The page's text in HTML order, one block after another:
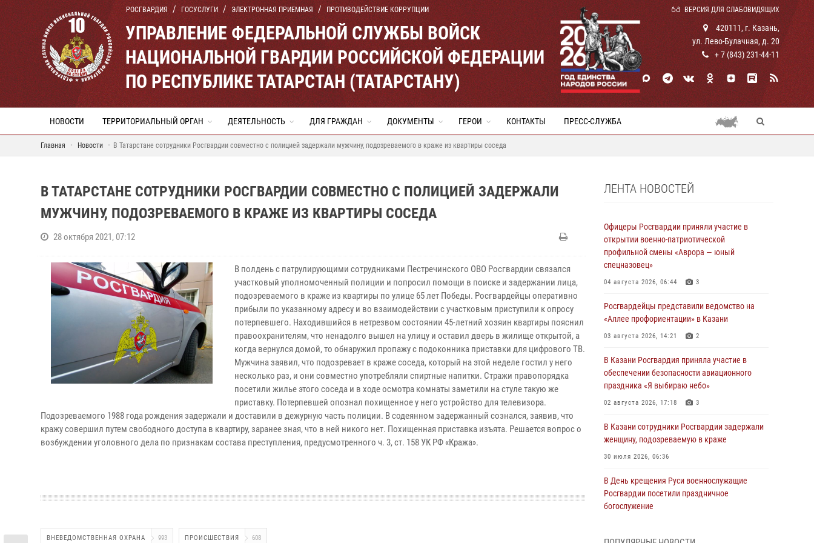
РОСГВАРДИЯ ГОСУСЛУГИ ЭЛЕКТРОННАЯ ПРИЕМНАЯ ПРОТИВОДЕЙСТВИЕ КОРРУПЦИИ ВЕРСИЯ ДЛЯ СЛАБОВИДЯЩИХ
УПРАВЛЕНИЕ ФЕДЕРАЛЬНОЙ СЛУЖБЫ ВОЙСК
НАЦИОНАЛЬНОЙ ГВАРДИИ РОССИЙСКОЙ ФЕДЕРАЦИИ
ПО РЕСПУБЛИКЕ ТАТАРСТАН (ТАТАРСТАНУ)
420111, г. Казань,
ул. Лево-Булачная, д. 20
+ 7 (843) 231-44-11
НОВОСТИ ТЕРРИТОРИАЛЬНЫЙ ОРГАН ДЕЯТЕЛЬНОСТЬ ДЛЯ ГРАЖДАН ДОКУМЕНТЫ ГЕРОИ КОНТАКТЫ ПРЕСС-СЛУЖБА
Главная Новости В Татарстане сотрудники Росгвардии совместно с полицией задержали мужчину, подозреваемого в краже из квартиры соседа
В ТАТАРСТАНЕ СОТРУДНИКИ РОСГВАРДИИ СОВМЕСТНО С ПОЛИЦИЕЙ ЗАДЕРЖАЛИ
МУЖЧИНУ, ПОДОЗРЕВАЕМОГО В КРАЖЕ ИЗ КВАРТИРЫ СОСЕДА
28 октября 2021, 07:12
В полдень с патрулирующими сотрудниками Пестречинского ОВО Росгвардии связался
участковый уполномоченный полиции и попросил помощи в поиске и задержании лица,
подозреваемого в краже из квартиры по улице 65 лет Победы. Росгвардейцы оперативно
прибыли по указанному адресу и во взаимодействии с участковым приступили к опросу
потерпевшего. Находившийся в нетрезвом состоянии 45-летний хозяин квартиры пояснил
правоохранителям, что ненадолго вышел на улицу и оставил дверь в жилище открытой, а
когда вернулся домой, то обнаружил пропажу с подоконника приставки для цифрового ТВ.
Мужчина заявил, что подозревает в краже соседа, который на этой неделе гостил у него
несколько раз, и они совместно употребляли спиртные напитки. Стражи правопорядка
посетили жилье этого соседа и в ходе осмотра комнаты заметили на стуле такую же
приставку. Потерпевшей опознал похищенное у него устройство для телевизора.
Подозреваемого 1988 года рождения задержали и доставили в дежурную часть полиции. В содеянном задержанный сознался, заявив, что
кражу совершил путем свободного доступа в квартиру, заранее зная, что в ней никого нет. Похищенная приставка изъята. Решается вопрос о
возбуждении уголовного дела по признакам состава преступления, предусмотренного ч. 3, ст. 158 УК РФ «Кража».
ВНЕВЕДОМСТВЕННАЯ ОХРАНА 993 ПРОИСШЕСТВИЯ 608
ЛЕНТА НОВОСТЕЙ
Офицеры Росгвардии приняли участие в
открытии военно-патриотической
профильной смены «Аврора — юный
спецназовец»
04 августа 2026, 06:44 3
Росгвардейцы представили ведомство на
«Аллее профориентации» в Казани
03 августа 2026, 14:21 2
В Казани Росгвардия приняла участие в
обеспечении безопасности авиационного
праздника «Я выбираю небо»
02 августа 2026, 17:18 3
В Казани сотрудники Росгвардии задержали
женщину, подозреваемую в краже
30 июля 2026, 06:36
В День крещения Руси военнослужащие
Росгвардии посетили праздничное
богослужение